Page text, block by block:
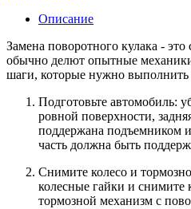
Описание
Замена поворотного кулака -
обычно делют опытные
шаги, которые нужно выполнить
Подготовьте автомобиль:
ровной поверхности,
поддержана подъемником
часть должна быть
Снимите колесо и
колесные гайки и снимите
тормозной механизм с